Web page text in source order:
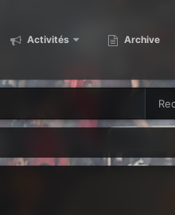
Activités Archive